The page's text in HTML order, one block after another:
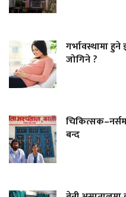
गर्भावस्थामा
जोगिने ?
बन्द